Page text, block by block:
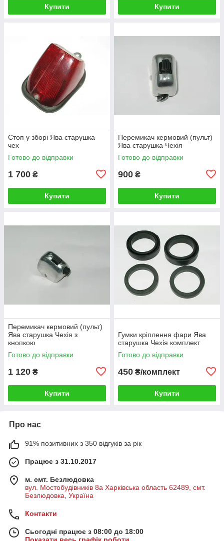
Купити Купити
Стоп у зборі Ява старушка
чех
Готово до відправки
1 700 ₴
Купити
Перемикач кермовий (пульт)
Ява старушка Чехія
Готово до відправки
900 ₴
Купити
Перемикач кермовий (пульт)
Ява старушка Чехія з
кнопкою
Готово до відправки
1 120 ₴
Купити
Гумки кріплення фари Ява
старушка Чехія комплект
Готово до відправки
450 ₴/комплект
Купити
Про нас
91% позитивних з 350 відгуків за рік
Працює з 31.10.2017
м. смт. Безлюдовка
вул. Мостобудівників 8а Харківська область 62489, смт.
Безлюдовка, Україна
Контакти
Сьогодні працює з 08:00 до 18:00